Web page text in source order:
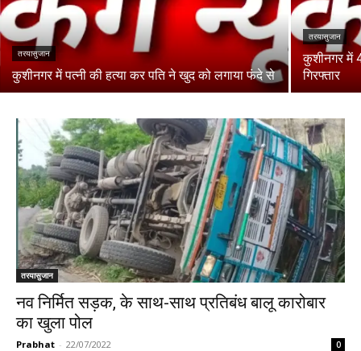
तरयासुजान
कुशीनगर में पत्नी की हत्या कर पति ने खुद को लगाया फंदे से
तरयासुजान
कुशीनगर में
गिरफ्तार
तरयासुजान
नव निर्मित सड़क, के साथ-साथ प्रतिबंध बालू कारोबार
का खुला पोल
Prabhat - 22/07/2022 0